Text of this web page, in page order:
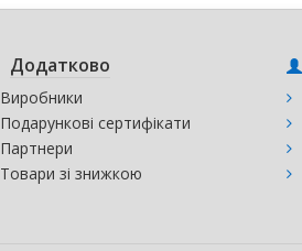
Додатково
Виробники
Подарункові сертифікати
Партнери
Товари зі знижкою